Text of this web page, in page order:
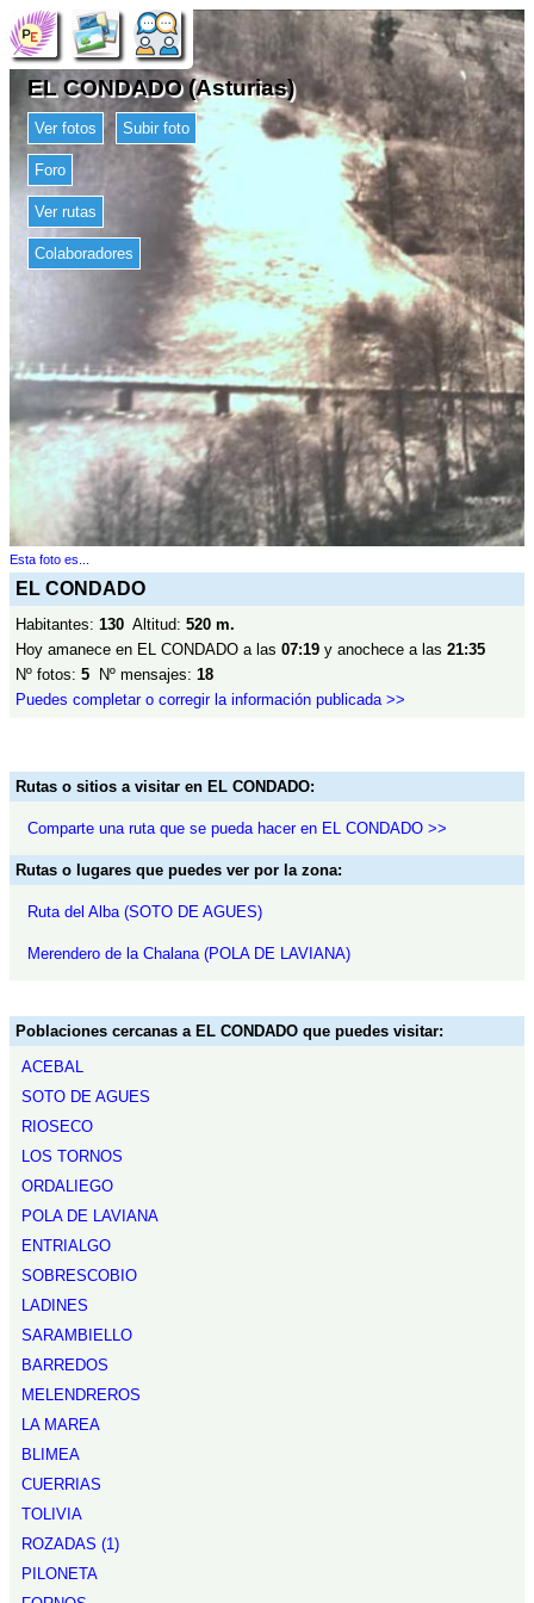
EL CONDADO (Asturias)
Ver fotos Subir foto
Foro
Ver rutas
Colaboradores
Esta foto es...
EL CONDADO
Habitantes: 130 Altitud: 520 m.
Hoy amanece en EL CONDADO a las 07:19 y anochece a las 21:35
Nº fotos: 5 Nº mensajes: 18
Puedes completar o corregir la información publicada >>
Rutas o sitios a visitar en EL CONDADO:
Comparte una ruta que se pueda hacer en EL CONDADO >>
Rutas o lugares que puedes ver por la zona:
Ruta del Alba (SOTO DE AGUES)
Merendero de la Chalana (POLA DE LAVIANA)
Poblaciones cercanas a EL CONDADO que puedes visitar:
ACEBAL
SOTO DE AGUES
RIOSECO
LOS TORNOS
ORDALIEGO
POLA DE LAVIANA
ENTRIALGO
SOBRESCOBIO
LADINES
SARAMBIELLO
BARREDOS
MELENDREROS
LA MAREA
BLIMEA
CUERRIAS
TOLIVIA
ROZADAS (1)
PILONETA